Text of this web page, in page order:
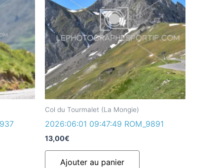
Col du Tourmalet (La Mongie)
2026:06:01 09:47:49 ROM_9891
13,00€
Ajouter au panier